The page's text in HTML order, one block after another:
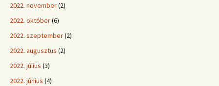
2022. november(2)
2022. október(6)
2022. szeptember(2)
2022. augusztus (2)
2022. július (3)
2022. június (4)